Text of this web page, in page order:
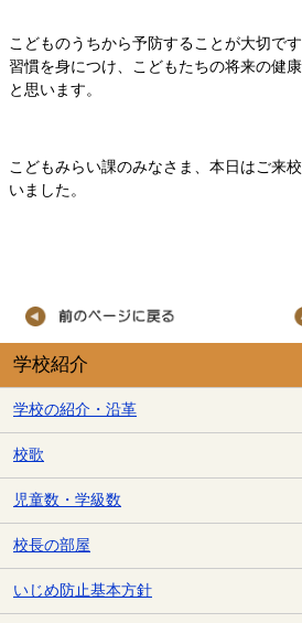
学校紹介
学校の紹介・沿革
校歌
児童数・学級数
校長の部屋
いじめ防止基本方針
こどものうちから予防することが大切で
習慣を身につけ、こどもたちの将来の健
と思います。
こどもみらい課のみなさま、本日はご来
いました。